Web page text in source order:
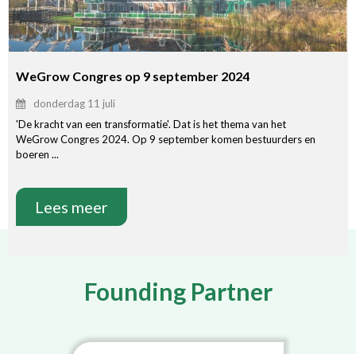
WeGrow Congres op 9 september 2024
donderdag 11 juli
'De kracht van een transformatie'. Dat is het thema van het
WeGrow Congres 2024. Op 9 september komen bestuurders en
boeren ...
Lees meer
Founding Partner